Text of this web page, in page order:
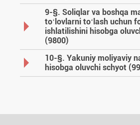
9-§. Soliqlar va boshqa
toʻlovlarni toʻlash uchun
ishlatilishini hisobga
(9800)
10-§. Yakuniy moliyaviy
hisobga oluvchi schyot